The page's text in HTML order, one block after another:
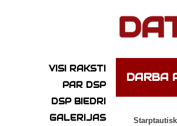
VISI RAKSTI
PAR DSP
DSP BIEDRI
GALERIJAS
DARBA